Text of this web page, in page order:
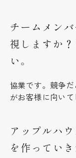
チームメン
視しますか
い。
協業です。競争
がお客様に向いて
アップルハ
を作ってい